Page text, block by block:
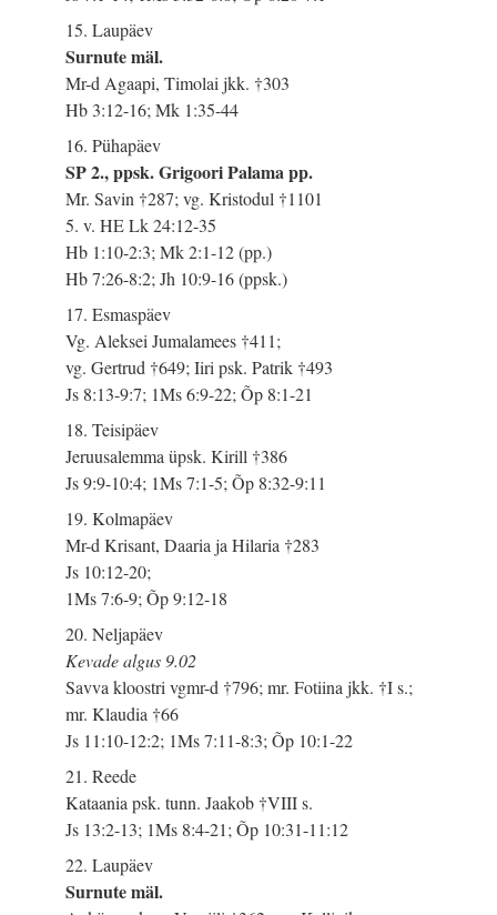
15. Laupäev
Surnute mäl.
Mr-d Agaapi, Timolai jkk. †303
Hb 3:12-16; Mk 1:35-44
16. Pühapäev
SP 2., ppsk. Grigoori Palama pp.
Mr. Savin †287; vg. Kristodul †1101
5. v. HE Lk 24:12-35
Hb 1:10-2:3; Mk 2:1-12 (pp.)
Hb 7:26-8:2; Jh 10:9-16 (ppsk.)
17. Esmaspäev
Vg. Aleksei Jumalamees †411;
vg. Gertrud †649; Iiri psk. Patrik †493
Js 8:13-9:7; 1Ms 6:9-22; Õp 8:1-21
18. Teisipäev
Jeruusalemma üpsk. Kirill †386
Js 9:9-10:4; 1Ms 7:1-5; Õp 8:32-9:11
19. Kolmapäev
Mr-d Krisant, Daaria ja Hilaria †283
Js 10:12-20;
1Ms 7:6-9; Õp 9:12-18
20. Neljapäev
Kevade algus 9.02
Savva kloostri vgmr-d †796; mr. Fotiina jkk. †I s.;
mr. Klaudia †66
Js 11:10-12:2; 1Ms 7:11-8:3; Õp 10:1-22
21. Reede
Kataania psk. tunn. Jaakob †VIII s.
Js 13:2-13; 1Ms 8:4-21; Õp 10:31-11:12
22. Laupäev
Surnute mäl.